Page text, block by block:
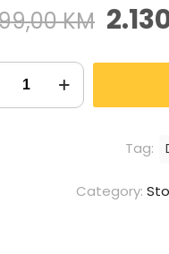
KM
Category:
Tag: